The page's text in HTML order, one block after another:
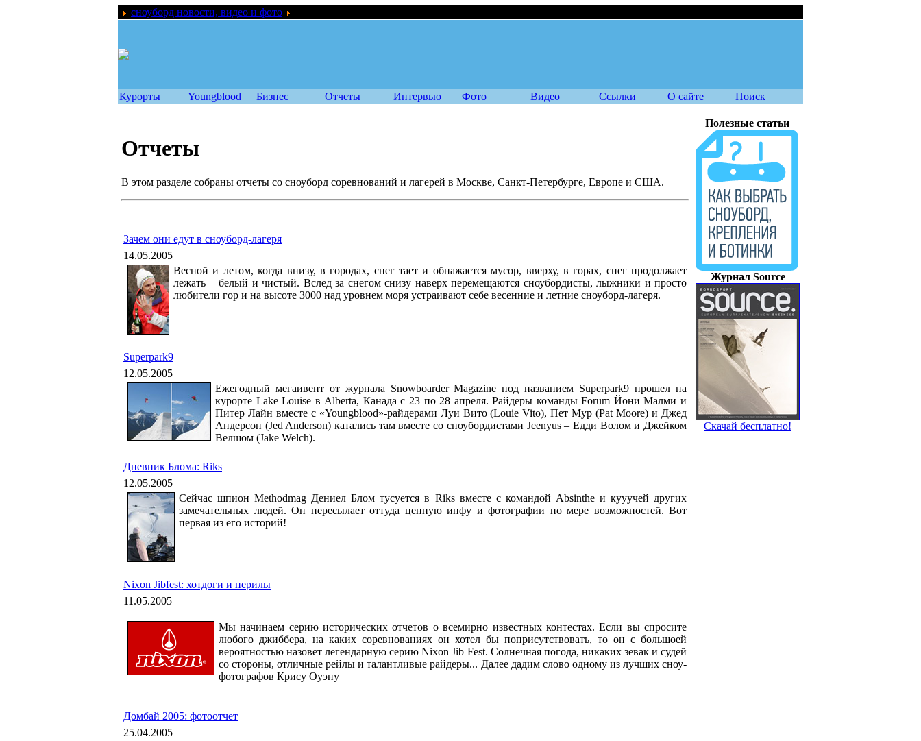
сноуборд новости, видео и фото
Курорты Youngblood Бизнес Отчеты Интервью Фото Видео Ссылки О сайте Поиск
Отчеты
В этом разделе собраны отчеты со сноуборд соревнований и лагерей в Москве, Санкт-Петербурге, Европе и США.
Зачем они едут в сноуборд-лагеря
14.05.2005
Весной и летом, когда внизу, в городах, снег тает и обнажается мусор, вверху, в горах, снег продолжает
лежать – белый и чистый. Вслед за снегом снизу наверх перемещаются сноубордисты, лыжники и просто
любители гор и на высоте 3000 над уровнем моря устраивают себе весенние и летние сноуборд-лагеря.
Superpark9
12.05.2005
Ежегодный мегаивент от журнала Snowboarder Magazine под названием Superpark9 прошел на
курорте Lake Louise в Alberta, Канада с 23 по 28 апреля. Райдеры команды Forum Йони Малми и
Питер Лайн вместе с «Youngblood»-райдерами Луи Вито (Louie Vito), Пет Мур (Pat Moore) и Джед
Андерсон (Jed Anderson) катались там вместе со сноубордистами Jeenyus – Едди Волом и Джейком
Велшом (Jake Welch).
Дневник Блома: Riks
12.05.2005
Сейчас шпион Methodmag Дениел Блом тусуется в Riks вместе с командой Absinthe и кууучей других
замечательных людей. Он пересылает оттуда ценную инфу и фотографии по мере возможностей. Вот
первая из его историй!
Nixon Jibfest: хотдоги и перилы
11.05.2005
Мы начинаем серию исторических отчетов о всемирно известных контестах. Если вы спросите
любого джиббера, на каких соревнованиях он хотел бы поприсутствовать, то он с большоей
вероятностью назовет легендарную серию Nixon Jib Fest. Солнечная погода, никаких зевак и судей
со стороны, отличные рейлы и талантливые райдеры... Далее дадим слово одному из лучших сноу-
фотографов Крису Оуэну
Домбай 2005: фотоотчет
25.04.2005
Полезные статьи
Журнал Source
Скачай бесплатно!